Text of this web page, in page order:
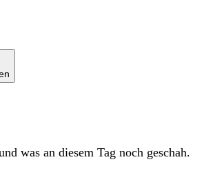
was an diesem Tag noch geschah.